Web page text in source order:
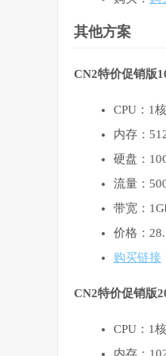
其他方案
CN2特价促销版
CPU：1核
内存：
硬盘：
流量：
带宽：
价格：
购买链接
CN2特价促销版
CPU：1核